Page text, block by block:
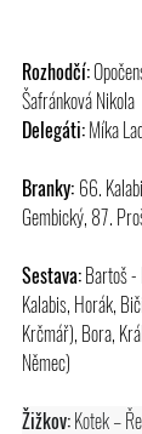
Rozhodčí:
Šafránková Nikola
Delegáti: Míka
Branky: 66.
Gembický, 87.
Sestava: Bartoš
Kalabis, Horák,
Krčmář), Bora,
Němec)
Žižkov: Kotek –